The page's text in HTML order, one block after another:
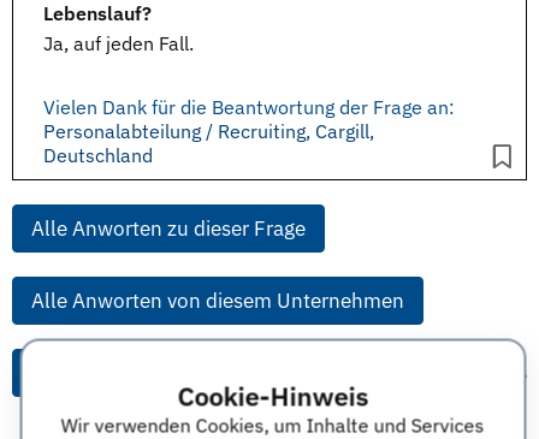
Cookie-Hinweis
Wir verwenden Cookies, um Inhalte und Services
Lebenslauf?
Ja, auf jeden Fall.
Vielen Dank für die Beantwortung der Frage an:
Personalabteilung / Recruiting, Cargill,
Deutschland
Alle Anworten zu dieser Frage
Alle Anworten von diesem Unternehmen